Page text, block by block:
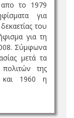
απο το 1979
για
του
για τη
Σύμφωνα
μετά τα
της
και 1960 η